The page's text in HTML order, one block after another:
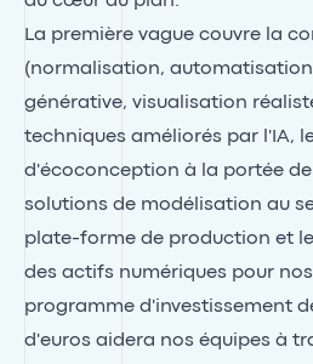
La première vague couvre la
(normalisation,
générative, visualisation
techniques améliorés par l'IA,
d'écoconception à la portée
solutions de modélisation au
plate-forme de production et
des actifs numériques pour
programme d'investissement
d'euros aidera nos équipes à